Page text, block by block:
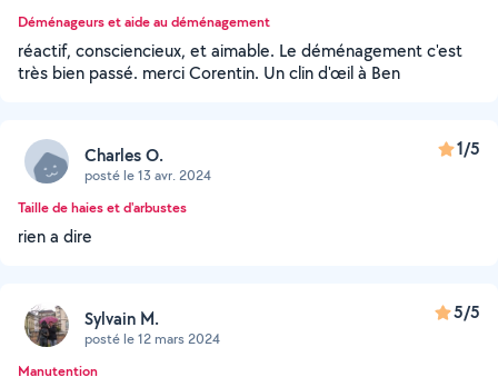
Déménageurs et aide au déménagement
réactif, consciencieux, et aimable. Le déménagement c'est
très bien passé. merci Corentin. Un clin d'œil à Ben
Charles O.
posté le 13 avr. 2024
1/5
Taille de haies et d'arbustes
rien a dire
Sylvain M.
posté le 12 mars 2024
5/5
Manutention